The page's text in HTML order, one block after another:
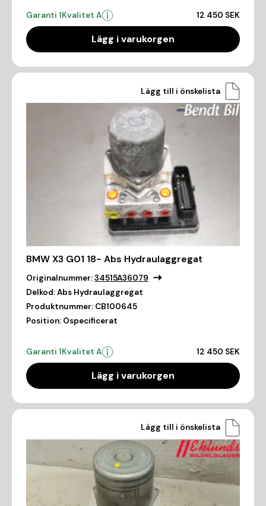
Garanti 1Kvalitet A 12 450 SEK
Lägg i varukorgen
Lägg till i önskelista
BMW X3 G01 18- Abs Hydraulaggregat
Originalnummer:34515A36079
Delkod:Abs Hydraulaggregat
Produktnummer: CB100645
Position: Ospecificerat
Garanti 1Kvalitet A 12 450 SEK
Lägg i varukorgen
Lägg till i önskelista